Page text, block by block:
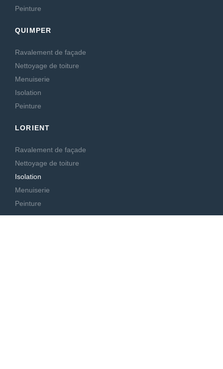
Peinture
QUIMPER
Ravalement de façade
Nettoyage de toiture
Menuiserie
Isolation
Peinture
LORIENT
Ravalement de façade
Nettoyage de toiture
Isolation
Menuiserie
Peinture